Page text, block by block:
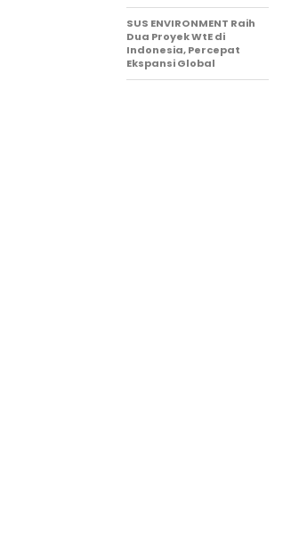
SUS ENVIRONMENT Raih
Dua Proyek WtE di
Indonesia, Percepat
Ekspansi Global